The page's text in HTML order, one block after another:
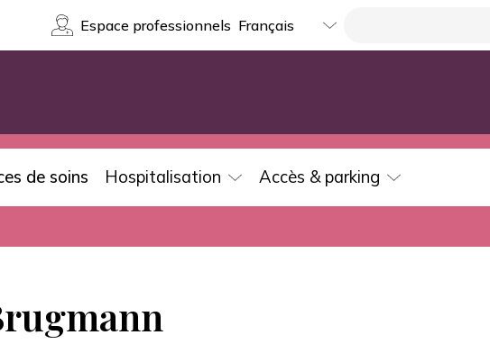
Espace professionnels your
language
de soins Hospitalisation Accès & parking